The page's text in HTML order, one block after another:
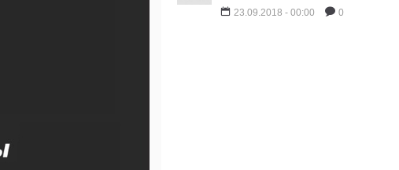
23.09.2018 - 00:00 0